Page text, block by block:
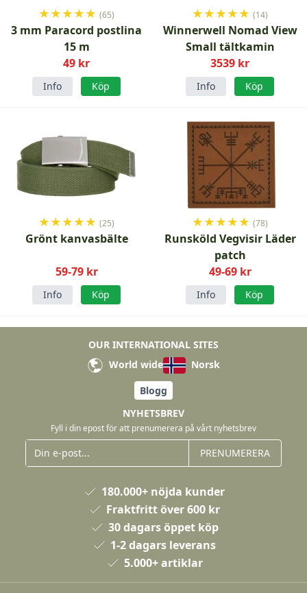
★★★★★ (65)
3 mm Paracord postlina
15 m
49 kr
Info Köp
★★★★★ (14)
Winnerwell Nomad View
Small tältkamin
3539 kr
Info Köp
★★★★★ (25)
Grönt kanvasbälte
59-79 kr
Info Köp
★★★★★ (78)
Runsköld Vegvisir Läder
patch
49-69 kr
Info Köp
OUR INTERNATIONAL SITES
World wide
Norsk
Blogg
NYHETSBREV
Fyll i din epost för att prenumerera på vårt nyhetsbrev
PRENUMERERA
180.000+ nöjda kunder
Fraktfritt över 600 kr
30 dagars öppet köp
1-2 dagars leverans
5.000+ artiklar